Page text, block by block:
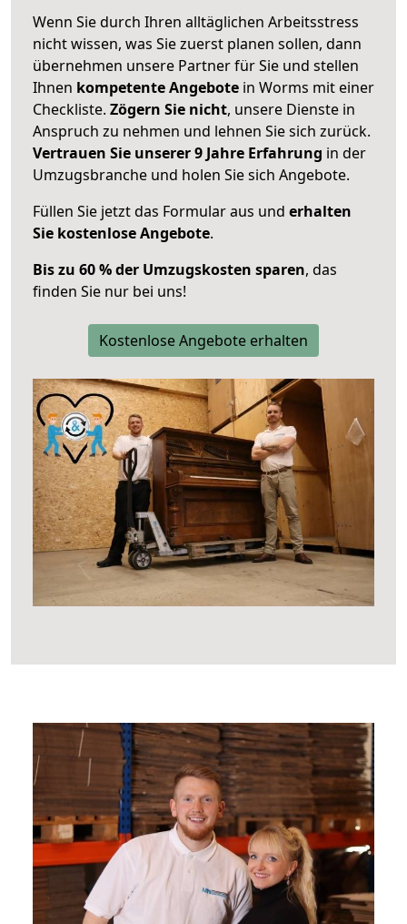
Wenn Sie durch Ihren alltäglichen Arbeitsstress
nicht wissen, was Sie zuerst planen sollen, dann
übernehmen unsere Partner für Sie und stellen
Ihnen kompetente Angebote in Worms mit einer
Checkliste. Zögern Sie nicht, unsere Dienste in
Anspruch zu nehmen und lehnen Sie sich zurück.
Vertrauen Sie unserer 9 Jahre Erfahrung in der
Umzugsbranche und holen Sie sich Angebote.
Füllen Sie jetzt das Formular aus und erhalten
Sie kostenlose Angebote.
Bis zu 60 % der Umzugskosten sparen, das
finden Sie nur bei uns!
Kostenlose Angebote erhalten